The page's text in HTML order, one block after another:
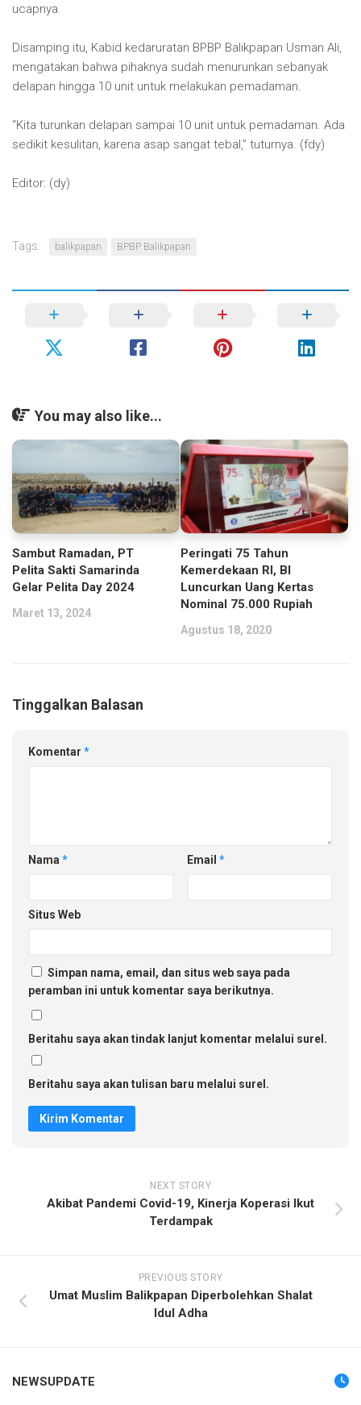
ucapnya.
Disamping itu, Kabid kedaruratan BPBP Balikpapan Usman Ali,
mengatakan bahwa pihaknya sudah menurunkan sebanyak
delapan hingga 10 unit untuk melakukan pemadaman.
“Kita turunkan delapan sampai 10 unit untuk pemadaman. Ada
sedikit kesulitan, karena asap sangat tebal,” tuturnya. (fdy)
Editor: (dy)
Tags: balikpapan BPBP Balikpapan
You may also like...
Sambut Ramadan, PT
Pelita Sakti Samarinda
Gelar Pelita Day 2024
Maret 13, 2024
Peringati 75 Tahun
Kemerdekaan RI, BI
Luncurkan Uang Kertas
Nominal 75.000 Rupiah
Agustus 18, 2020
Tinggalkan Balasan
Komentar *
Nama* Email *
Situs Web
Simpan nama, email, dan situs web saya pada
peramban ini untuk komentar saya berikutnya.
Beritahu saya akan tindak lanjut komentar melalui surel.
Beritahu saya akan tulisan baru melalui surel.
NEXT STORY
Akibat Pandemi Covid-19, Kinerja Koperasi Ikut
Terdampak
PREVIOUS STORY
Umat Muslim Balikpapan Diperbolehkan Shalat
Idul Adha
NEWSUPDATE